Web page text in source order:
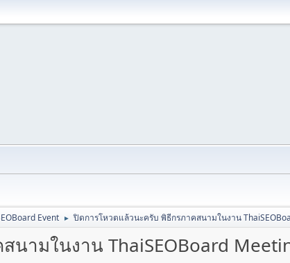
Event ► ปิดการโหวตแล้วนะครับ พิธีกรภาคสนามในงาน
ามในงาน ThaiSEOBoard